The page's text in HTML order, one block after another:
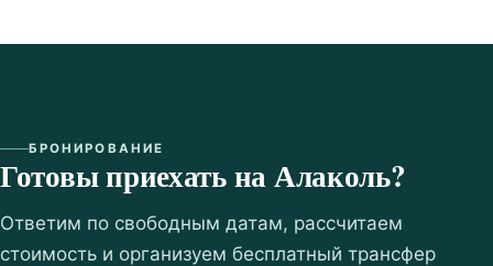
БРОНИРОВАНИЕ
Готовы приехать на Алаколь?
Ответим по свободным датам, рассчитаем
стоимость и организуем бесплатный трансфер